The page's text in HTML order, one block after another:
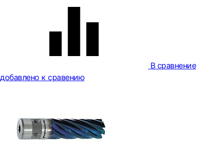
В сравнение
добавлено к сравению